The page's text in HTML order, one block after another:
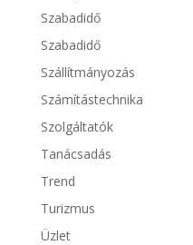
Szabadidő
Szabadidő
Szállítmányozás
Számítástechnika
Szolgáltatók
Tanácsadás
Trend
Turizmus
Üzlet